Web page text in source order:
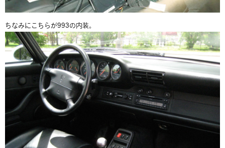
ちなみにこちらが993の内装。